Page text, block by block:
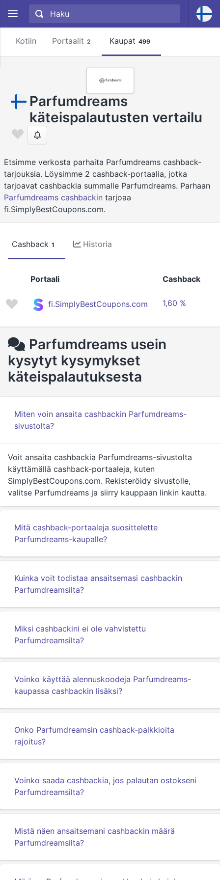
Kotiin Portaalit 2 Kaupat 499
Parfumdreams
käteispalautusten vertailu
Etsimme verkosta parhaita Parfumdreams cashback-
tarjouksia. Löysimme 2 cashback-portaalia, jotka
tarjoavat cashbackia summalle Parfumdreams. Parhaan
Parfumdreams cashbackin tarjoaa
fi.SimplyBestCoupons.com.
Cashback 1 Historia
Portaali Cashback
fi.SimplyBestCoupons.com 1,60 %
Parfumdreams usein
kysytyt kysymykset
käteispalautuksesta
Miten voin ansaita cashbackin Parfumdreams-
sivustolta?
Voit ansaita cashbackia Parfumdreams-sivustolta
käyttämällä cashback-portaaleja, kuten
SimplyBestCoupons.com. Rekisteröidy sivustolle,
valitse Parfumdreams ja siirry kauppaan linkin kautta.
Mitä cashback-portaaleja suosittelette
Parfumdreams-kaupalle?
Kuinka voit todistaa ansaitsemasi cashbackin
Parfumdreamsilta?
Miksi cashbackini ei ole vahvistettu
Parfumdreamsilta?
Voinko käyttää alennuskoodeja Parfumdreams-
kaupassa cashbackin lisäksi?
Onko Parfumdreamsin cashback-palkkioita
rajoitus?
Voinko saada cashbackia, jos palautan ostokseni
Parfumdreamsilta?
Mistä näen ansaitsemani cashbackin määrä
Parfumdreamsilta?